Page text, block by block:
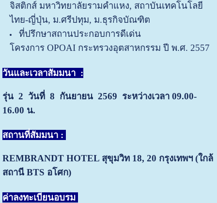
จิสติกส์ มหาวิทยาลัยรามคำแหง, สถาบันเทคโนโลยี
ไทย-ญี่ปุ่น, ม.ศรีปทุม, ม.ธุรกิจบัณฑิต
ที่ปรึกษาสถานประกอบการดีเด่น
โครงการ OPOAI กระทรวงอุตสาหกรรม ปี พ.ศ. 2557
วันและเวลาสัมมนา :
รุ่น 2 วันที่ 8 กันยายน 2569 ระหว่างเวลา 09.00-
16.00 น.
สถานที่สัมมนา :
REMBRANDT HOTEL สุขุมวิท 18, 20 กรุงเทพฯ (ใกล้
สถานี BTS อโศก)
ค่าลงทะเบียนอบรม